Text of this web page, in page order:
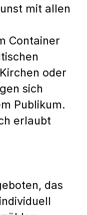
mit allen
Container
oder
sich
Publikum.
erlaubt
das